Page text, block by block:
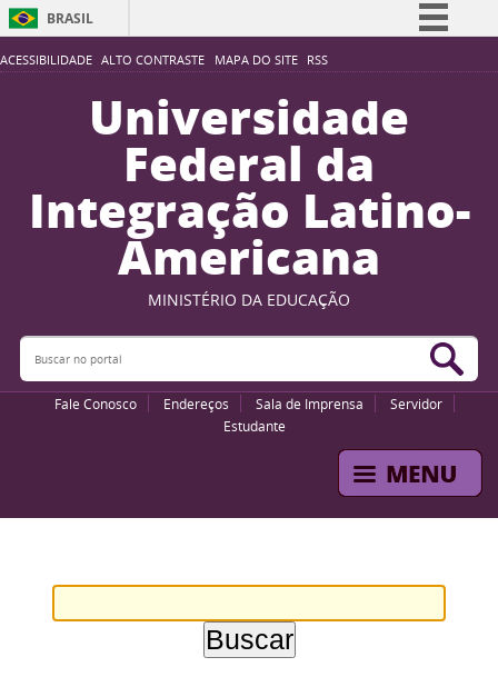
ACESSIBILIDADE ALTO CONTRASTE MAPA DO SITE RSS
BRASIL
Simplifique!
Participe
Acesso à informação
Legislação
Canais
Universidade
Federal da
Integração Latino-
Americana
MINISTÉRIO DA EDUCAÇÃO
Buscar no portal
Fale Conosco Endereços Sala de Imprensa
Servidor
Estudante